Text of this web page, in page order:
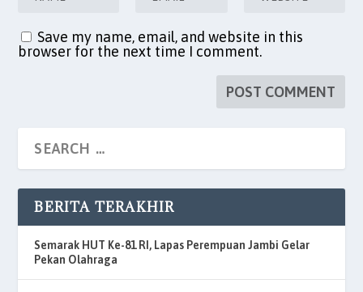
Save my name, email, and website in this
browser for the next time I comment.
BERITA TERAKHIR
Semarak HUT Ke-81 RI, Lapas Perempuan Jambi Gelar
Pekan Olahraga